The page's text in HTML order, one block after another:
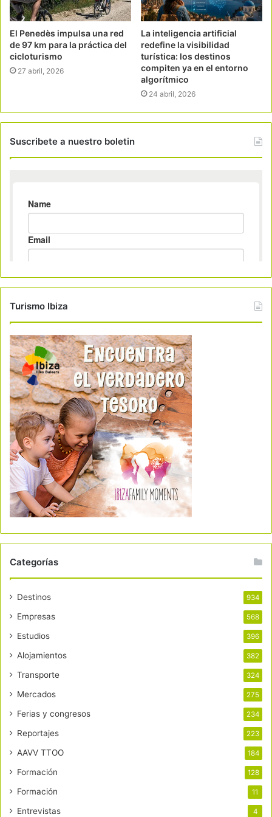
El Penedès impulsa una red
de 97 km para la práctica del
cicloturismo
27 abril, 2026
La inteligencia artificial
redefine la visibilidad
turística: los destinos
compiten ya en el entorno
algorítmico
24 abril, 2026
Suscribete a nuestro boletin
Turismo Ibiza
Categorías
Destinos 934
Empresas 568
Estudios 396
Alojamientos 382
Transporte 324
Mercados 275
Ferias y congresos 234
Reportajes 223
AAVV TTOO 184
Formación 128
Formación 11
Entrevistas 4